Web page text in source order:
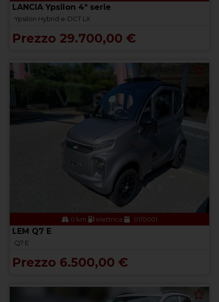
LANCIA Ypsilon 4ª serie
Ypsilon Hybrid e-DCT LX
Prezzo 29.700,00 €
0 km elettrica 01/0001
LEM Q7 E
Q7 E
Prezzo 6.500,00 €